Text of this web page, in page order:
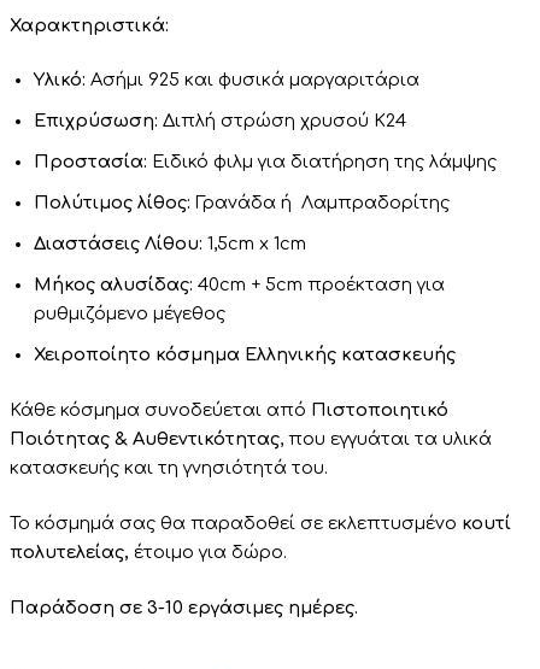
Χαρακτηριστικά:
Υλικό: Ασήμι 925 και φυσικά μαργαριτάρια
Επιχρύσωση: Διπλή στρώση χρυσού Κ24
Προστασία: Ειδικό φιλμ για διατήρηση της λάμψης
Πολύτιμος λίθος: Γρανάδα ή Λαμπραδορίτης
Διαστάσεις Λίθου: 1,5cm x 1cm
Μήκος αλυσίδας: 40cm + 5cm προέκταση για
ρυθμιζόμενο μέγεθος
Χειροποίητο κόσμημα Ελληνικής κατασκευής
Κάθε κόσμημα συνοδεύεται από Πιστοποιητικό
Ποιότητας & Αυθεντικότητας, που εγγυάται τα υλικά
κατασκευής και τη γνησιότητά του.
Το κόσμημά σας θα παραδοθεί σε εκλεπτυσμένο κουτί
πολυτελείας, έτοιμο για δώρο.
Παράδοση σε 3-10 εργάσιμες ημέρες.